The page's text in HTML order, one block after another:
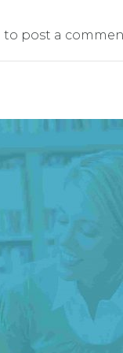
to post a